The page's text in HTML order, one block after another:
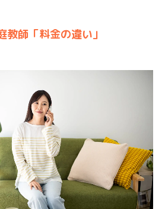
教師「料金の違い」